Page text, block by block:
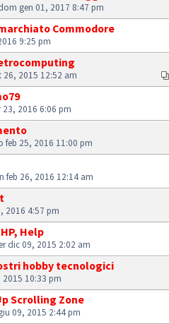
gen 01, 2017 8:47 pm
Commodore
9:25 pm
26, 2015 12:52 am
23, 2016 6:06 pm
feb 25, 2016 11:00 pm
feb 26, 2016 12:14 am
2016 4:57 pm
Help
dic 09, 2015 2:02 am
hobby tecnologici
2015 10:33 pm
Scrolling Zone
09, 2015 2:44 pm